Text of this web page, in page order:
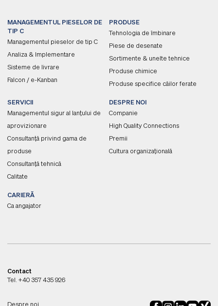
MANAGEMENTUL PIESELOR DE
TIP C
Managementul pieselor de tip C
Analiza & Implementare
Sisteme de livrare
Falcon / e-Kanban
PRODUSE
Tehnologia de îmbinare
Piese de desenate
Sortimente & unelte tehnice
Produse chimice
Produse specifice căilor ferate
SERVICII
Managementul sigur al lanțului de
aprovizionare
Consultanță privind gama de
produse
Consultanță tehnică
Calitate
DESPRE NOI
Companie
High Quality Connections
Premii
Cultura organizațională
CARIERĂ
Ca angajator
Contact
Tel. +40 357 435 926